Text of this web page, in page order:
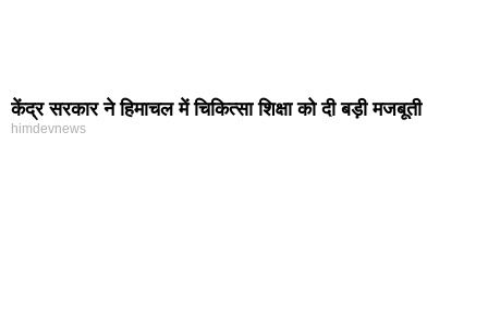
केंद्र सरकार ने हिमाचल में चिकित्सा शिक्षा को दी बड़ी मजबूती
himdevnews